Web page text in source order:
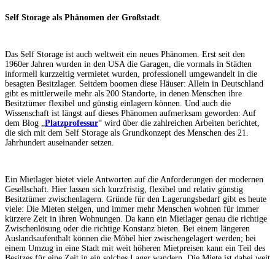
Self Storage als Phänomen der Großstadt
Das Self Storage ist auch weltweit ein neues Phänomen. Erst seit den
1960er Jahren wurden in den USA die Garagen, die vormals in Städten
informell kurzzeitig vermietet wurden, professionell umgewandelt in die
besagten Besitzlager. Seitdem boomen diese Häuser: Allein in Deutschland
gibt es mittlerweile mehr als 200 Standorte, in denen Menschen ihre
Besitztümer flexibel und günstig einlagern können. Und auch die
Wissenschaft ist längst auf dieses Phänomen aufmerksam geworden: Auf
dem Blog „Platzprofessur“ wird über die zahlreichen Arbeiten berichtet,
die sich mit dem Self Storage als Grundkonzept des Menschen des 21.
Jahrhundert auseinander setzen.
Ein Mietlager bietet viele Antworten auf die Anforderungen der modernen
Gesellschaft. Hier lassen sich kurzfristig, flexibel und relativ günstig
Besitztümer zwischenlagern. Gründe für den Lagerungsbedarf gibt es heute
viele: Die Mieten steigen, und immer mehr Menschen wohnen für immer
kürzere Zeit in ihren Wohnungen. Da kann ein Mietlager genau die richtige
Zwischenlösung oder die richtige Konstanz bieten. Bei einem längeren
Auslandsaufenthalt können die Möbel hier zwischengelagert werden; bei
einem Umzug in eine Stadt mit weit höheren Mietpreisen kann ein Teil des